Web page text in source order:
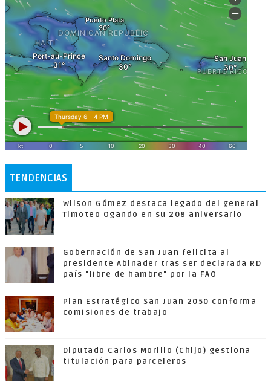
TENDENCIAS
Wilson Gómez destaca legado del general
Timoteo Ogando en su 208 aniversario
Gobernación de San Juan felicita al
presidente Abinader tras ser declarada RD
país "libre de hambre" por la FAO
Plan Estratégico San Juan 2050 conforma
comisiones de trabajo
Diputado Carlos Morillo (Chijo) gestiona
titulación para parceleros